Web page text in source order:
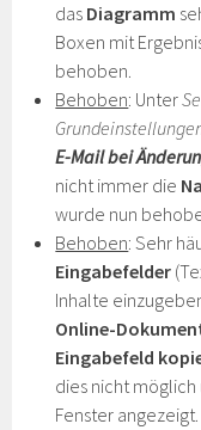
das Diagramm
Boxen mit
behoben.
Behoben: Unter
E-Mail bei
nicht immer die
wurde nun
Behoben: Sehr
Eingabefelder
Inhalte
Online-
Eingabefeld
dies nicht
Fenster